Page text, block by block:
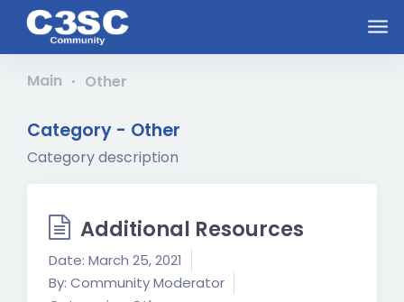
Skip to main content
Category - Other
Category description
Main Other
Additional Resources
Date: March 25, 2021
By: Community Moderator